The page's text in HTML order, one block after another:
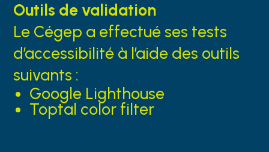
Outils de validation
Le Cégep a effectué ses tests
d’accessibilité à l’aide des outils
suivants :
Google Lighthouse
Toptal color filter